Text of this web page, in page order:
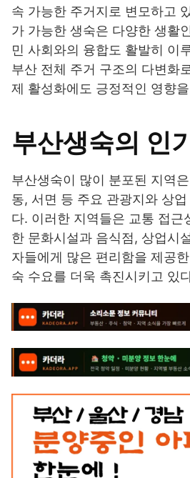
속 가능한 주거지로 변모하고
가 가능한 생숙은 다양한 생활
민 사회와의 융합도 활발히 이
부산 전체 주거 구조의 다변화
제 활성화에도 긍정적인 영향
부산생숙의 인
부산생숙이 많이 분포된 지역
동, 서면 등 주요 관광지와 상
다. 이러한 지역들은 교통 접근
한 문화시설과 음식점, 상업시
자들에게 많은 편리함을 제공
숙 수요를 더욱 촉진시키고 있